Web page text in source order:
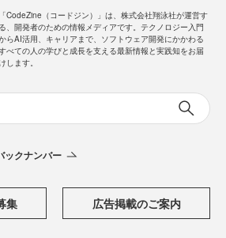
「CodeZine（コードジン）」は、株式会社翔泳社が運営す
る、開発者のための情報メディアです。テクノロジー入門
らAI活用、キャリアまで、ソフトウェア開発にかかわる
べての人の学びと成長を支える最新情報と実践知をお届
します。
ックナンバー
集 広告掲載のご案内